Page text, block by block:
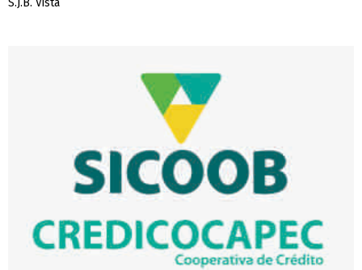
S.J.B. Vista